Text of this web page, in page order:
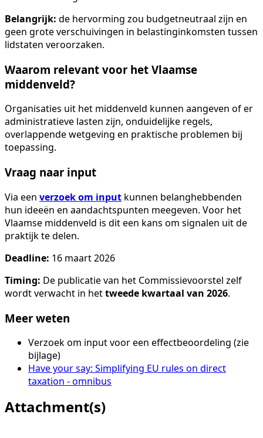
Belangrijk: de hervorming zou budgetneutraal zijn en
geen grote verschuivingen in belastinginkomsten tussen
lidstaten veroorzaken.
Waarom relevant voor het Vlaamse
middenveld?
Organisaties uit het middenveld kunnen aangeven of er
administratieve lasten zijn, onduidelijke regels,
overlappende wetgeving en praktische problemen bij
toepassing.
Vraag naar input
Via een verzoek om input kunnen belanghebbenden
hun ideeën en aandachtspunten meegeven. Voor het
Vlaamse middenveld is dit een kans om signalen uit de
praktijk te delen.
Deadline: 16 maart 2026
Timing: De publicatie van het Commissievoorstel zelf
wordt verwacht in hettweede kwartaal van 2026.
Meer weten
Verzoek om input voor een effectbeoordeling (zie
bijlage)
Have your say: Simplifying EU rules on direct
taxation - omnibus
Attachment(s)